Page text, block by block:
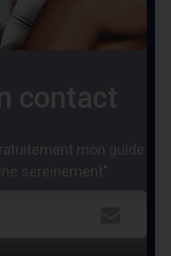
contact
mon guide
sereinement"